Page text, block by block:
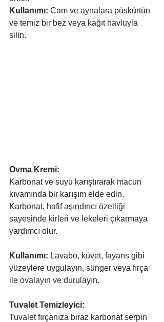
Kullanımı: Cam ve aynalara püskürtün
ve temiz bir bez veya kağıt havluyla
silin.
Ovma Kremi:
Karbonat ve suyu karıştırarak macun
kıvamında bir karışım elde edin.
Karbonat, hafif aşındırıcı özelliği
sayesinde kirleri ve lekeleri çıkarmaya
yardımcı olur.
Kullanımı: Lavabo, küvet, fayans gibi
yüzeylere uygulayın, sünger veya fırça
ile ovalayın ve durulayın.
Tuvalet Temizleyici:
Tuvalet fırçanıza biraz karbonat serpin